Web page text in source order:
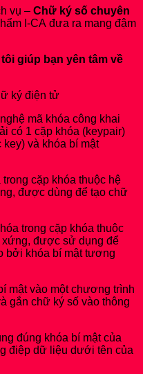
vụ – Chữ ký số chuyên
I-CA đưa ra mang đậm
giúp bạn yên tâm về
ký điện tử
mã khóa công khai
có 1 cặp khóa (keypair)
và khóa bí mật
trong cặp khóa thuộc hệ
được dùng để tạo chữ
trong cặp khóa thuộc
xứng, được sử dụng để
bởi khóa bí mật tương
mật vào một chương trình
gắn chữ ký số vào thông
đúng khóa bí mật của
điệp dữ liệu dưới tên của